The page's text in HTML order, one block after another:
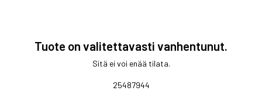
Tuote on valitettavasti vanhentunut.
Sitä ei voi enää tilata.
25487944